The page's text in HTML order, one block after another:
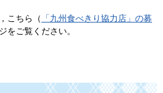
こちら（
「九州食べきり協力店」の募
をご覧ください。